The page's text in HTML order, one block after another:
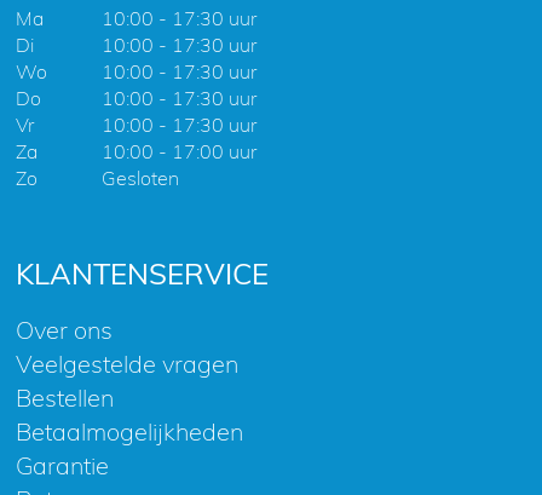
Ma
10:00 - 17:30 uur
Di
10:00 - 17:30 uur
Wo
10:00 - 17:30 uur
Do
10:00 - 17:30 uur
Vr
10:00 - 17:30 uur
Za
10:00 - 17:00 uur
Zo
Gesloten
KLANTENSERVICE
Over ons
Veelgestelde vragen
Bestellen
Betaalmogelijkheden
Garantie